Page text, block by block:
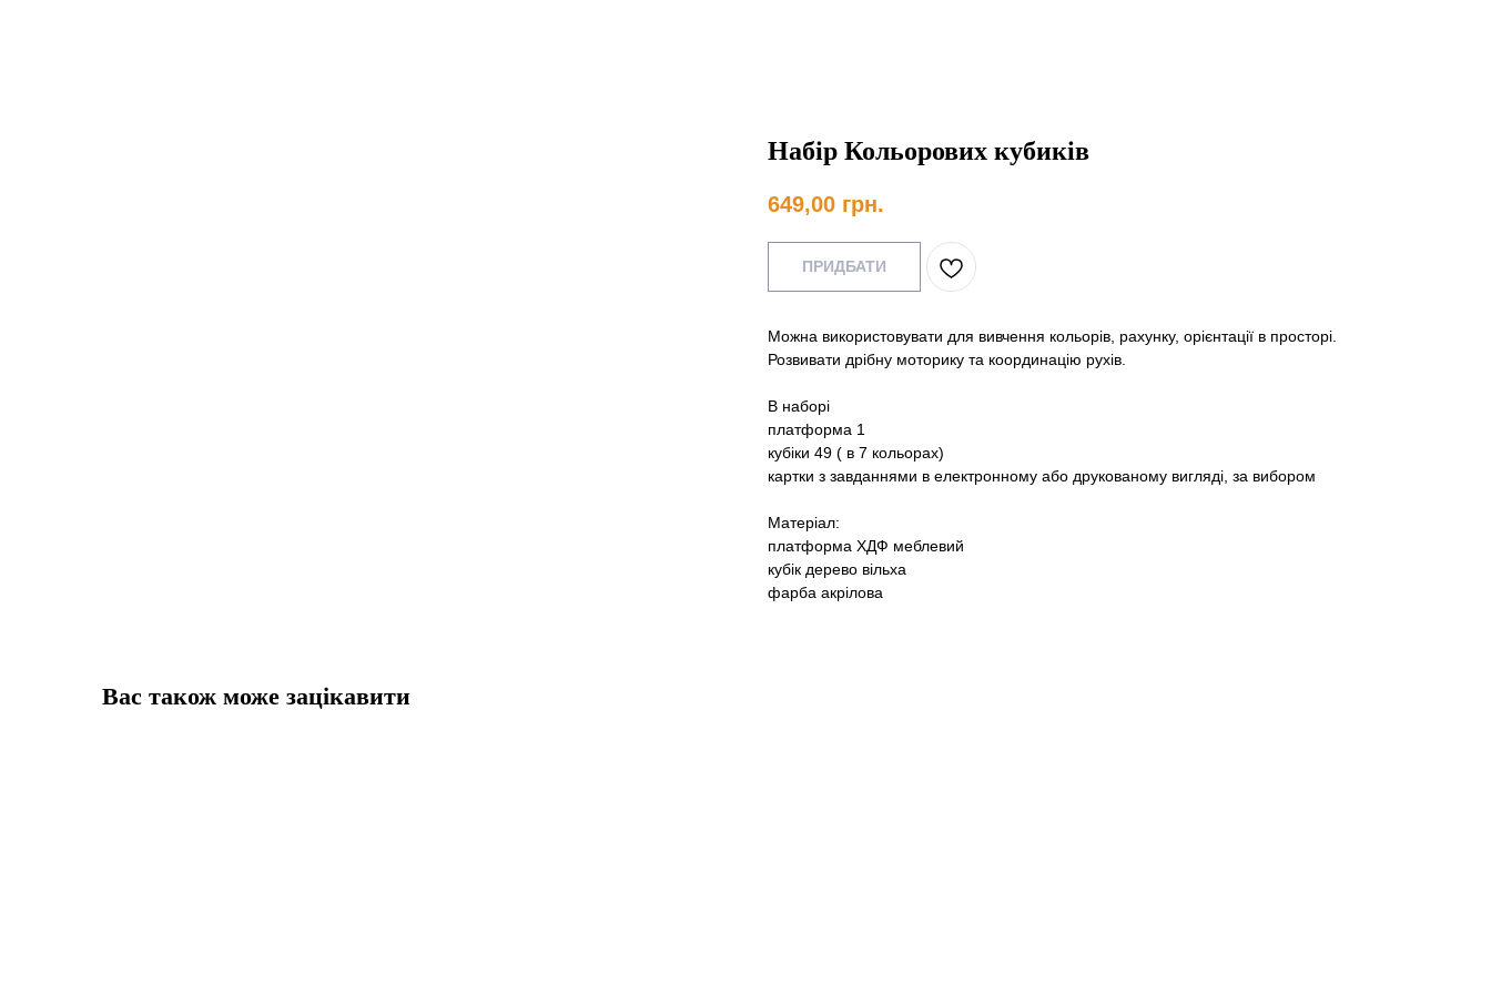
Набір Кольорових кубиків
649,00 грн.
ПРИДБАТИ
Можна використовувати для вивчення кольорів, рахунку, орієнтації в просторі.
Розвивати дрібну моторику та координацію рухів.
В наборі
платформа 1
кубіки 49 ( в 7 кольорах)
картки з завданнями в електронному або друкованому вигляді, за вибором
Матеріал:
платформа ХДФ меблевий
кубік дерево вільха
фарба акрілова
Вас також може зацікавити